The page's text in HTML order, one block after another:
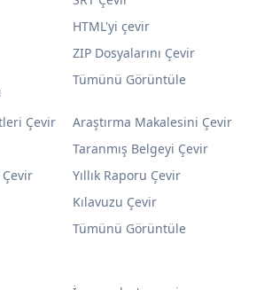
Çevir
Araştırma Makalesini Çevir
Taranmış Belgeyi Çevir
Yıllık Raporu Çevir
Kılavuzu Çevir
Tümünü Görüntüle
HTML'yi çevir
ZIP Dosyalarını Çevir
Tümünü Görüntüle